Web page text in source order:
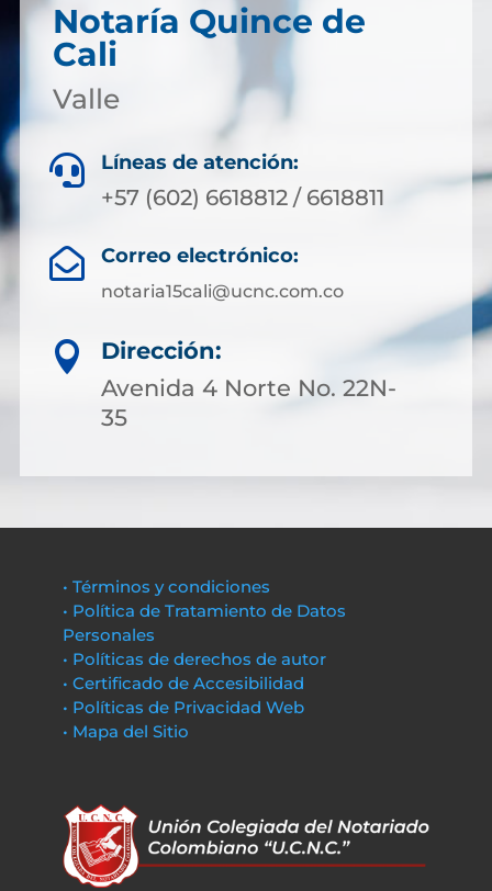
Notaría Quince de
Cali
Valle
 Líneas de atención:
+57 (602) 6618812 / 6618811
 Correo electrónico:
notaria15cali@ucnc.com.co

Dirección:
Avenida 4 Norte No. 22N-
35
• Términos y condiciones
• Política de Tratamiento de Datos
Personales
• Políticas de derechos de autor
• Certificado de Accesibilidad
• Políticas de Privacidad Web
• Mapa del Sitio